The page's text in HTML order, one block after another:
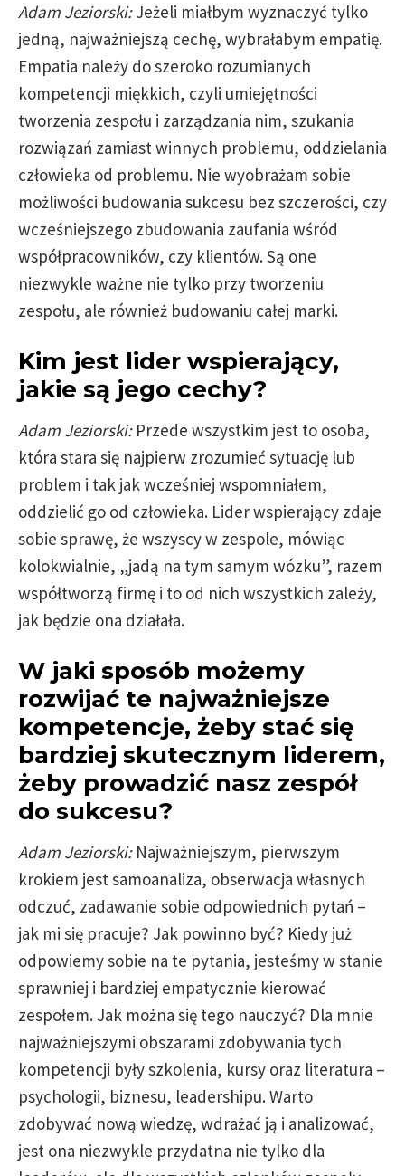
Adam Jeziorski:Jeżeli miałbym wyznaczyć tylko
jedną, najważniejszą cechę, wybrałabym empatię.
Empatia należy do szeroko rozumianych
kompetencji miękkich, czyli umiejętności
tworzenia zespołu i zarządzania nim, szukania
rozwiązań zamiast winnych problemu, oddzielania
człowieka od problemu. Nie wyobrażam sobie
możliwości budowania sukcesu bez szczerości, czy
wcześniejszego zbudowania zaufania wśród
współpracowników, czy klientów. Są one
niezwykle ważne nie tylko przy tworzeniu
zespołu, ale również budowaniu całej marki.
Kim jest lider wspierający,
jakie są jego cechy?
Adam Jeziorski:Przede wszystkim jest to osoba,
która stara się najpierw zrozumieć sytuację lub
problem i tak jak wcześniej wspomniałem,
oddzielić go od człowieka. Lider wspierający zdaje
sobie sprawę, że wszyscy w zespole, mówiąc
kolokwialnie, „jadą na tym samym wózku”, razem
współtworzą firmę i to od nich wszystkich zależy,
jak będzie ona działała.
W jaki sposób możemy
rozwijać te najważniejsze
kompetencje, żeby stać się
bardziej skutecznym liderem,
żeby prowadzić nasz zespół
do sukcesu?
Adam Jeziorski:Najważniejszym, pierwszym
krokiem jest samoanaliza, obserwacja własnych
odczuć, zadawanie sobie odpowiednich pytań –
jak mi się pracuje? Jak powinno być? Kiedy już
odpowiemy sobie na te pytania, jesteśmy w stanie
sprawniej i bardziej empatycznie kierować
zespołem. Jak można się tego nauczyć? Dla mnie
najważniejszymi obszarami zdobywania tych
kompetencji były szkolenia, kursy oraz literatura –
psychologii, biznesu, leadershipu. Warto
zdobywać nową wiedzę, wdrażać ją i analizować,
jest ona niezwykle przydatna nie tylko dla